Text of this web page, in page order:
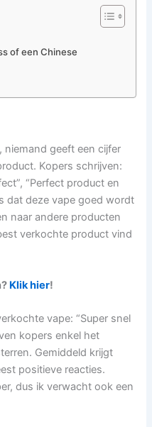
of een Chinese
niemand geeft een cijfer
Kopers schrijven:
“Perfect product en
dat deze vape goed wordt
naar andere producten
verkochte product vind
Klik hier!
vape: “Super snel
kopers enkel het
Gemiddeld krijgt
positieve reacties.
dus ik verwacht ook een